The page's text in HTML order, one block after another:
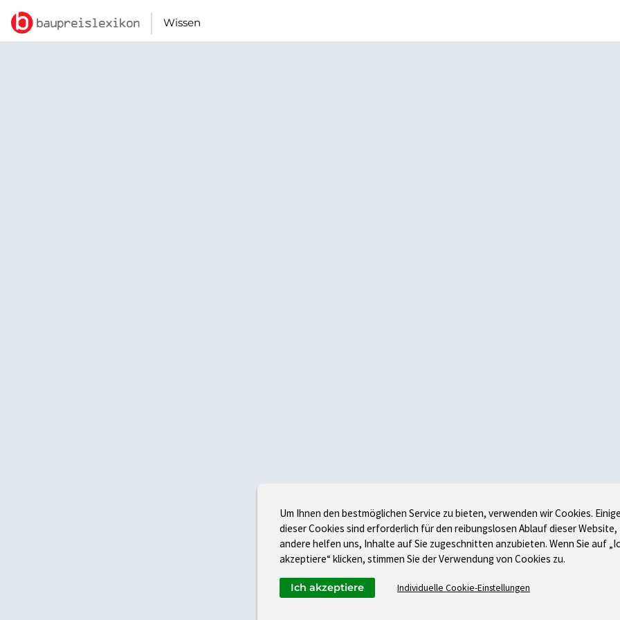
Wissen
Um Ihnen den bestmöglichen Service zu bieten, verwenden wir Cookies.
dieser Cookies sind erforderlich für den reibungslosen Ablauf dieser Website,
andere helfen uns, Inhalte auf Sie zugeschnitten anzubieten. Wenn Sie auf
akzeptiere“ klicken, stimmen Sie der Verwendung von Cookies zu.
Individuelle Cookie-Einstellungen
Ich akzeptiere